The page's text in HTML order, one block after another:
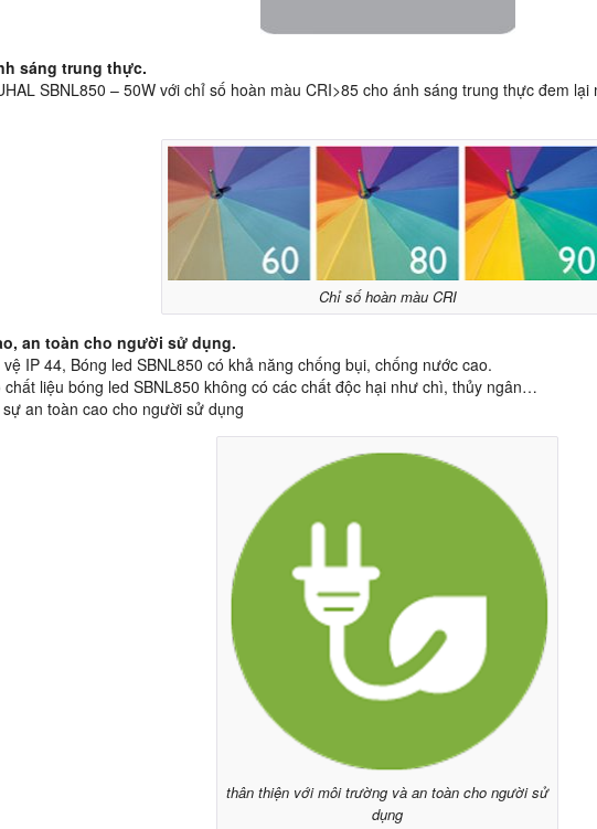
sáng trung thực.
SBNL850 – 50W với chỉ số hoàn màu CRI>85 cho ánh sáng trung thực đem
Chỉ số hoàn màu CRI
an toàn cho người sử dụng.
IP 44, Bóng led SBNL850 có khả năng chống bụi, chống nước cao.
chất liệu bóng led SBNL850 không có các chất độc hại như chì, thủy ngân…
an toàn cao cho người sử dụng
thân thiện với môi trường và an toàn cho người sử
dụng